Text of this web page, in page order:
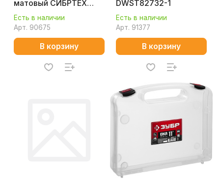
матовый СИБРТЕХ
90722
Есть в наличии
Арт. 90675
В корзину
DWST82732-1
Есть в наличии
Арт. 91377
В корзину